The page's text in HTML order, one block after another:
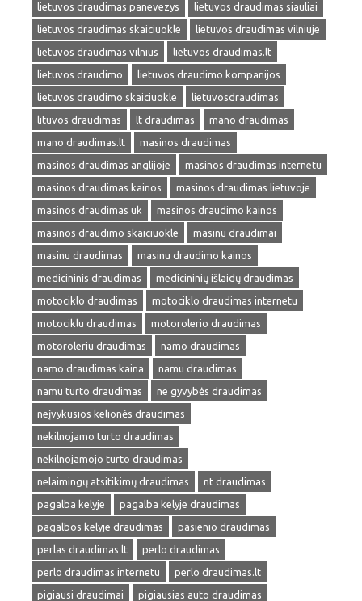
lietuvos draudimas panevezys
lietuvos draudimas siauliai
lietuvos draudimas skaiciuokle
lietuvos draudimas vilniuje
lietuvos draudimas vilnius
lietuvos draudimas.lt
lietuvos draudimo
lietuvos draudimo kompanijos
lietuvos draudimo skaiciuokle
lietuvosdraudimas
lituvos draudimas
lt draudimas
mano draudimas
mano draudimas.lt
masinos draudimas
masinos draudimas anglijoje
masinos draudimas internetu
masinos draudimas kainos
masinos draudimas lietuvoje
masinos draudimas uk
masinos draudimo kainos
masinos draudimo skaiciuokle
masinu draudimai
masinu draudimas
masinu draudimo kainos
medicininis draudimas
medicininių išlaidų draudimas
motociklo draudimas
motociklo draudimas internetu
motociklu draudimas
motorolerio draudimas
motoroleriu draudimas
namo draudimas
namo draudimas kaina
namu draudimas
namu turto draudimas
ne gyvybės draudimas
neįvykusios kelionės draudimas
nekilnojamo turto draudimas
nekilnojamojo turto draudimas
nelaimingų atsitikimų draudimas
nt draudimas
pagalba kelyje
pagalba kelyje draudimas
pagalbos kelyje draudimas
pasienio draudimas
perlas draudimas lt
perlo draudimas
perlo draudimas internetu
perlo draudimas.lt
pigiausi draudimai
pigiausias auto draudimas